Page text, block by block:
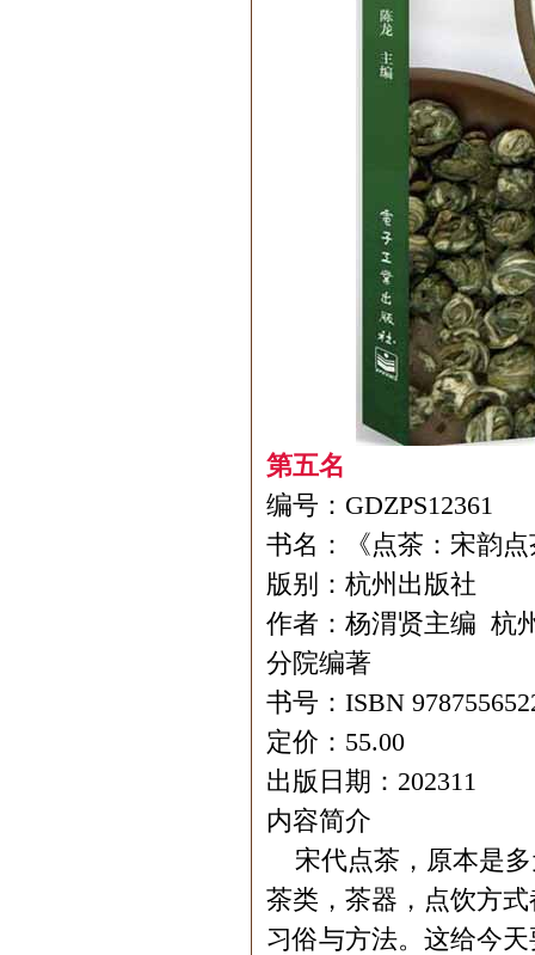
第五名
编号：GDZPS12361
书名：《点茶：宋韵
版别：杭州出版社
作者：杨渭贤主编 杭
分院编著
书号：ISBN
定价：55.00
出版日期：202311
内容简介
宋代点茶，原本是多
茶类，茶器，点饮方
习俗与方法。这给今